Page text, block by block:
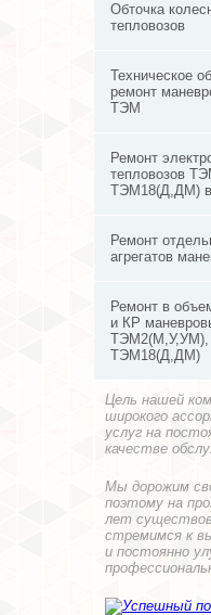
Обточка
тепловозов
Техническое
ремонт
ТЭМ
Ремонт
тепловозов
ТЭМ18(Д,ДМ)
Ремонт
агрегатов
Ремонт в
и КР
ТЭМ2(М,У,УМ),
ТЭМ18(Д,ДМ)
Цель нашей
широкого
услуг на
качестве
Мы дорожим
поэтому на
лет
стремимся к
и постоянно